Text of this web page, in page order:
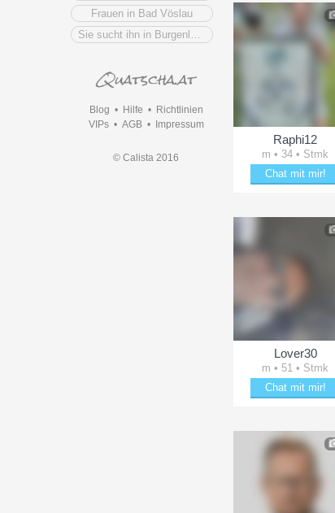
Frauen in Bad Vöslau
Blog • Hilfe • Richtlinien
VIPs• AGB• Impressum
© Calista 2016
Raphi12
m • 34 • Stmk
Chat mit mir!
Lover30
m • 51 • Stmk
Chat mit mir!